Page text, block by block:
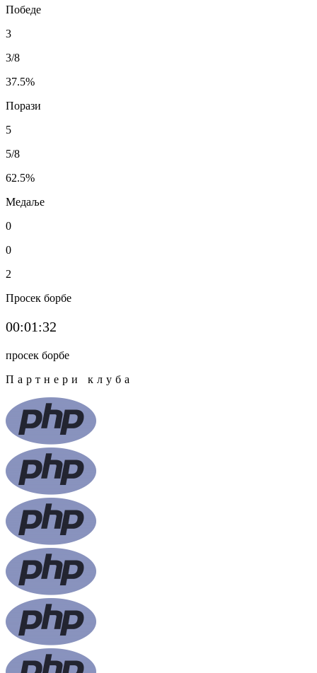
Победе
3
3/8
37.5%
Порази
5
5/8
62.5%
Медаље
0
0
2
Просек борбе
00:01:32
просек борбе
Партнери клуба